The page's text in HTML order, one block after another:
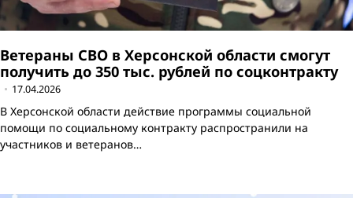
Ветераны СВО в Херсонской области смогут
получить до 350 тыс. рублей по соцконтракту
17.04.2026
В Херсонской области действие программы социальной
помощи по социальному контракту распространили на
участников и ветеранов…